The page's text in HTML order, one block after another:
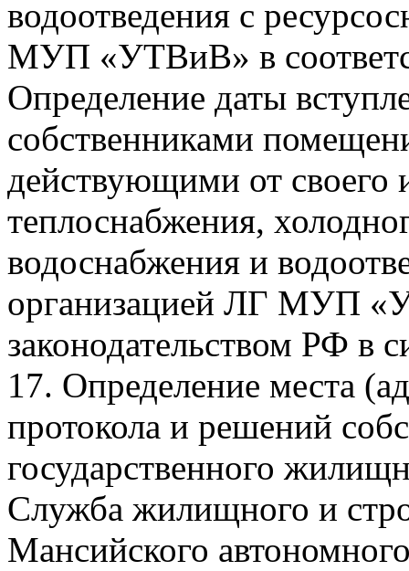
водоотведения с
МУП «УТВиВ» в
Определение даты
собственниками
действующими от
теплоснабжения,
водоснабжения и
организацией ЛГ МУП
законодательством РФ в
17. Определение места
протокола и решений
государственного
Служба жилищного и
Мансийского